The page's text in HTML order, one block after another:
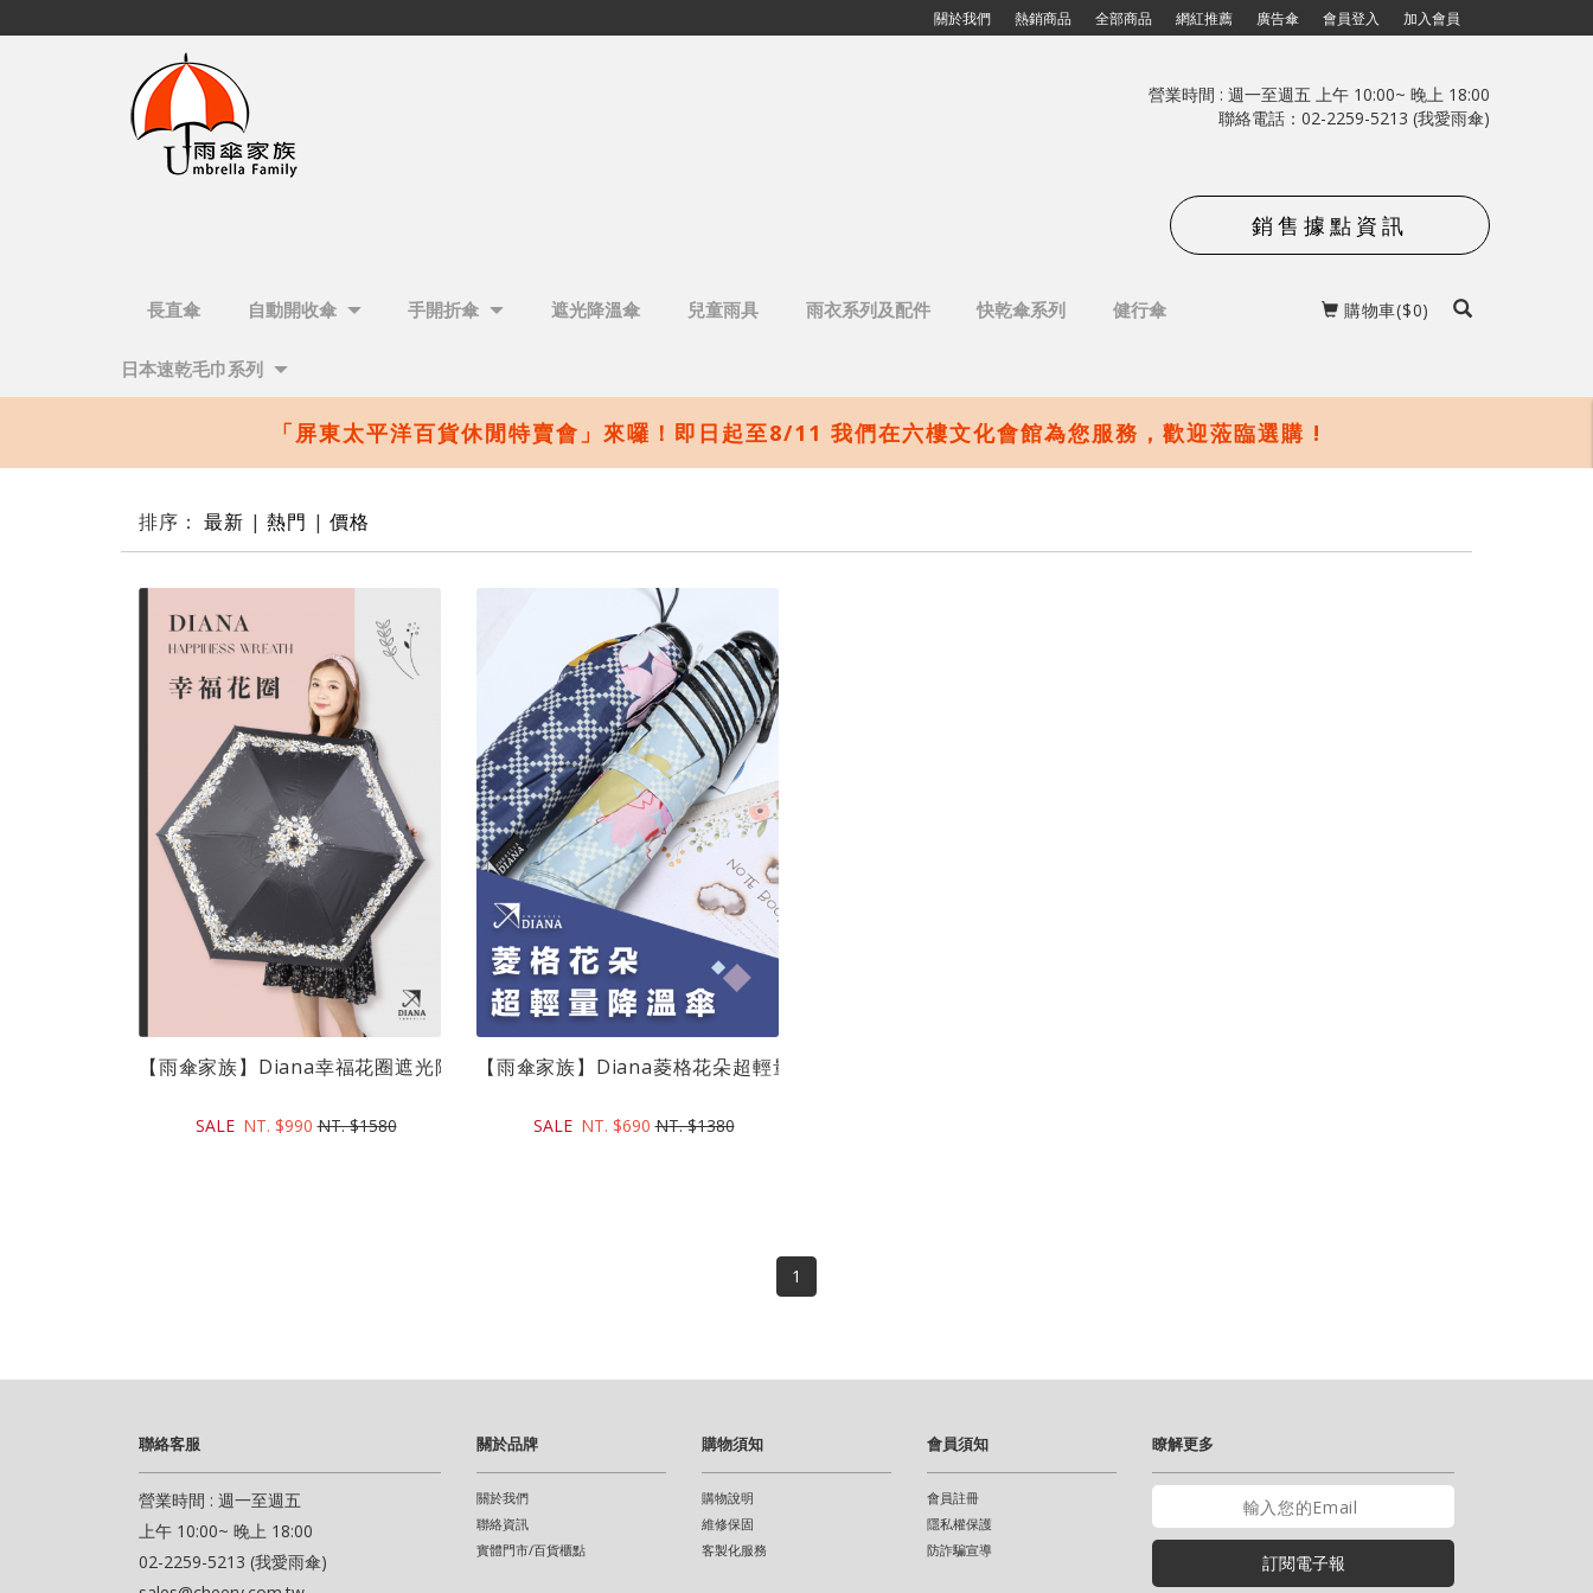
加入會員
會員登入
廣告傘
網紅推薦
全部商品
熱銷商品
關於我們
營業時間 : 週一至週五 上午 10:00~ 晚上 18:00
聯絡電話：02-2259-5213 (我愛雨傘)
銷售據點資訊
長直傘 自動開收傘 手開折傘 遮光降溫傘 兒童雨具 雨衣系列及配件 快乾傘系列 健行傘
日本速乾毛巾系列
購物車($0)
「屏東太平洋百貨休閒特賣會」來囉！即日起至8/11 我們在六樓文化會館為您服務，歡迎蒞臨選購 !
排序：最新 |熱門 |價格
【雨傘家族】Diana幸福花圈遮光降溫三折傘(23吋)｜台灣...
SALE NT. $990NT. $1580
【雨傘家族】Diana菱格花朵超輕量傘170g三折傘(21吋...
SALE NT. $690NT. $1380
1
聯絡客服
營業時間 : 週一至週五
上午 10:00~ 晚上 18:00
02-2259-5213 (我愛雨傘)
關於品牌
關於我們
聯絡資訊
實體門市/百貨櫃點
購物須知
購物說明
維修保固
客製化服務
會員須知
會員註冊
隱私權保護
防詐騙宣導
瞭解更多
訂閱電子報